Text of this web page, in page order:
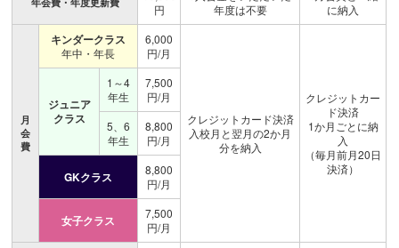
円
年度は不要
に納入
月
会
費
キンダークラス
年中・年長
6,000
円/月
クレジットカード決済
入校月と翌月の2か月
分を納入
クレジットカー
ド決済
1か月ごとに納
入
（毎月前月20日
決済）
ジュニア
クラス
1～4
年生
7,500
円/月
5、6
年生
8,800
円/月
GKクラス
8,800
円/月
女子クラス
7,500
円/月